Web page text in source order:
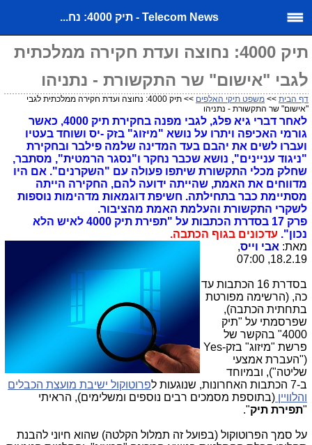
Telecom News - תיק 4000: נח...
תיק 4000: נחוצה ועדת חקירה ממלכתית
לגבי "אישום" שר התקשורת - נתניהו
דף הבית >> משפט תיקי האלפים
>> תיק 4000: נחוצה ועדת חקירה ממלכתית לגבי
"אישום" שר התקשורת - נתניהו
לאחר דברי גיא פלג, לגבי מפנה בחקירת תיק 4000, כאשר
גורמי האכיפה ויתרו על נושא "מיזוג" בזק -יס ושוחד בעטיו
ועברו לשים את יהבם בעד המדינה שלמה פילבר ובחקירת
"ניגוד עניינים", נושא שכבר נחקר ו"נסגר הרמטית", מסתבר,
שחלק מכלי התקשורת שיתפו פעולה עם "השקרנים". אם היו
מדווחים את האמת, שהייתה ידועה להם, החקירה הייתה
מסתיימת כבר בתחילתה. חשיפת דוגמאות מדהימות נוספות
לשקרי התקשורת והעלמת האמת מהציבור.
פרק 17 בסדרת הכתבות על "תפירת תיק 4000 לאיש הלא
נכון". עדכונים בגוף הכתבה.
מאת: אבי וייס,
18.2.19, 07:00
בסדרת 16 הכתבות עד
כה, (הרשימה מפורטת
בתחתית הכתבה),
שפרסמתי על "תיק
4000" בהקשר של
פרשת "מיזוג" בזק-
Yes
("העברת אמצעי
שליטה"), ובמיוחד
ב-7 הכתבות האחרונות, שנוגעות לפרוטוקול ישיבת מועצת הכבלים
והלוויין (בתוספת מסמכים רבים נוספים ומשלימים), הראיתי
"תפירת תיק".
על סמך הפרוטוקול (בפועל זה תמלול הקלטה) שהוא חיוני להבנת